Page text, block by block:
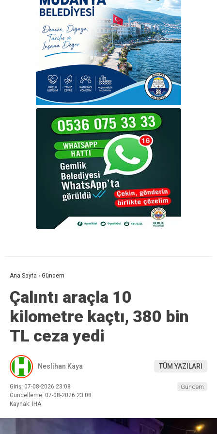
Ana Sayfa › Gündem
Çalıntı araçla 10
kilometre kaçtı, 380 bin
TL ceza yedi
Neslihan Kaya TÜM YAZILARI
Giriş: 07-08-2026 23:08
Güncelleme: 07-08-2026 23:08
Kaynak: İHA
Gündem